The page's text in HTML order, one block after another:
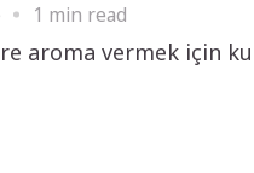
1 min read
vermek için